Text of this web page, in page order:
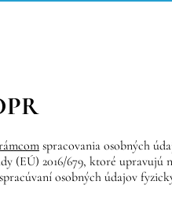
spracovania osobných
(EÚ) 2016/679, ktoré
osobných údajov